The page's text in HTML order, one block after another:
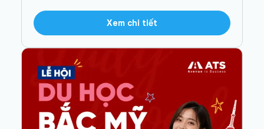
Xem chi tiết